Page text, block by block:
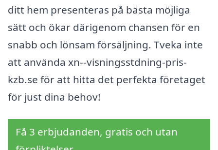
ditt hem presenteras på bästa möjliga
sätt och ökar därigenom chansen för en
snabb och lönsam försäljning. Tveka inte
att använda xn--visningsstdning-pris-
kzb.se för att hitta det perfekta företaget
för just dina behov!
Få 3 erbjudanden, gratis och utan